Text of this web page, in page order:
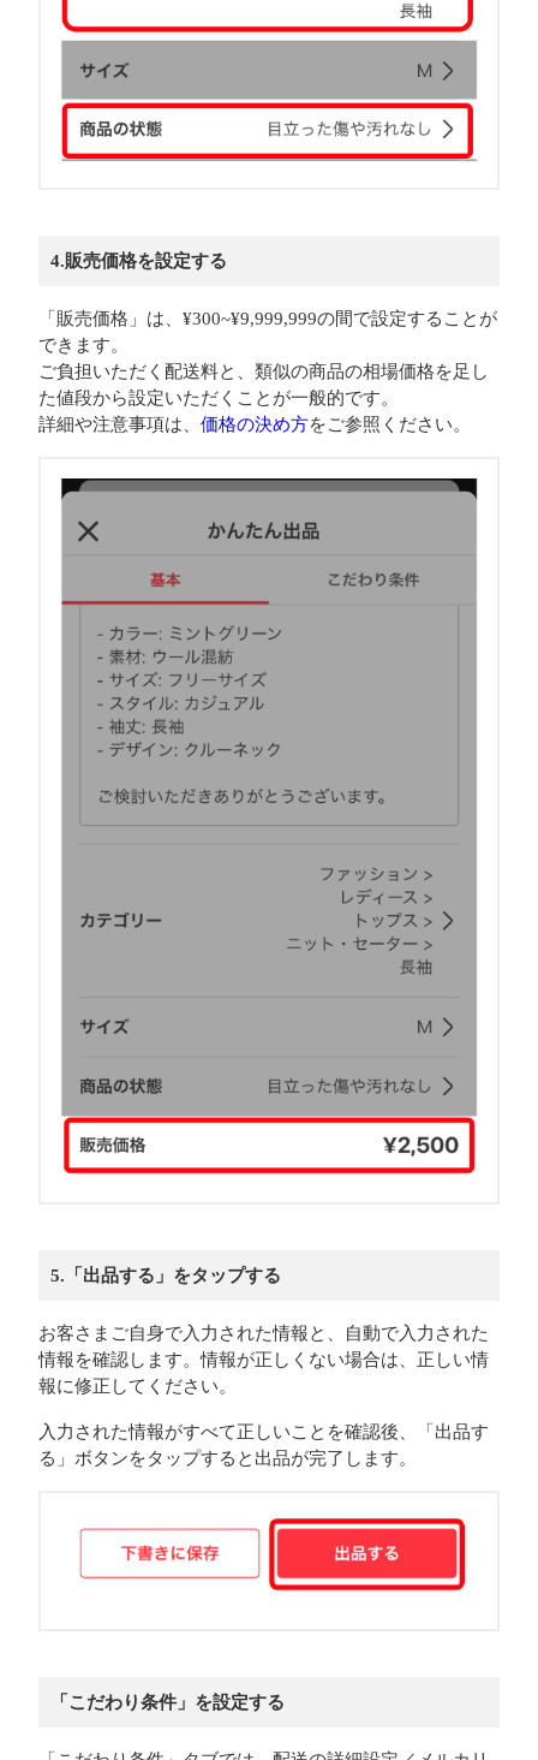
4.販売価格を設定する
「販売価格」は、¥300~¥9,999,999の間で設定することが
できます。
ご負担いただく配送料と、類似の商品の相場価格を足し
た値段から設定いただくことが一般的です。
詳細や注意事項は、 価格の決め方をご参照ください。
5.「出品する」をタップする
お客さまご自身で入力された情報と、自動で入力された
情報を確認します。情報が正しくない場合は、正しい情
報に修正してください。
入力された情報がすべて正しいことを確認後、「出品す
る」ボタンをタップすると出品が完了します。
「こだわり条件」を設定する